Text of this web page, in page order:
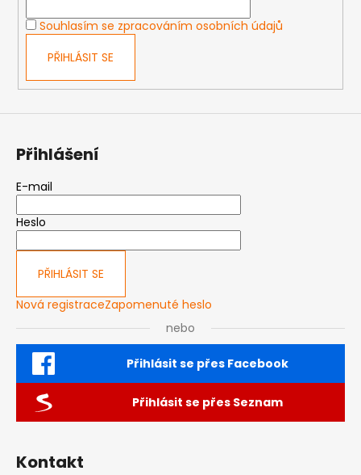
Souhlasím se zpracováním osobních údajů
PŘIHLÁSIT SE
Přihlášení
E-mail
Heslo
PŘIHLÁSIT SE
Nová registraceZapomenuté heslo
nebo
Přihlásit se přes Facebook
Přihlásit se přes Seznam
Kontakt